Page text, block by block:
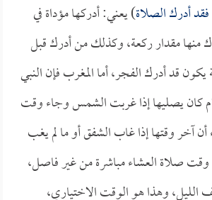
أدرك الصلاة) يعني: أدركها مؤداة في
منها مقدار ركعة، وكذلك من أدرك قبل
قد أدرك الفجر، أما المغرب فإن النبي
كان يصليها إذا غربت الشمس وجاء وقت
آخر وقتها إذا غاب الشفق أو ما لم يغب
وقت صلاة العشاء مباشرة من غير فاصل،
الليل، وهذا هو الوقت الاختياري،